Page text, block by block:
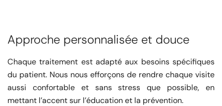
Approche personnalisée et douce
Chaque traitement est adapté aux besoins spécifiques
du patient. Nous nous efforçons de rendre chaque visite
aussi confortable et sans stress que possible, en
mettant l’accent sur l’éducation et la prévention.